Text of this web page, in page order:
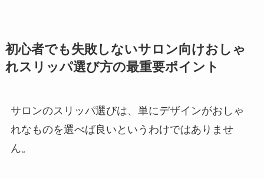
初心者でも失敗しないサロン向けおしゃ
れスリッパ選び方の最重要ポイント
サロンのスリッパ選びは、単にデザインがおしゃ
れなものを選べば良いというわけではありませ
ん。